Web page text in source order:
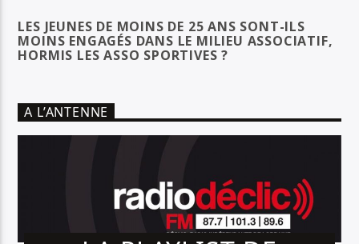
LES JEUNES DE MOINS DE 25 ANS SONT-ILS
MOINS ENGAGÉS DANS LE MILIEU ASSOCIATIF,
HORMIS LES ASSO SPORTIVES ?
A L’ANTENNE